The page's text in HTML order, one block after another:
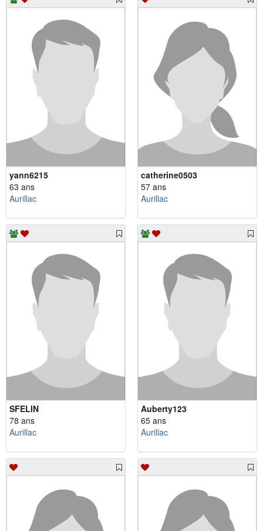
yann6215
63 ans
Aurillac
catherine0503
57 ans
Aurillac
SFELIN
78 ans
Aurillac
Auberty123
65 ans
Aurillac